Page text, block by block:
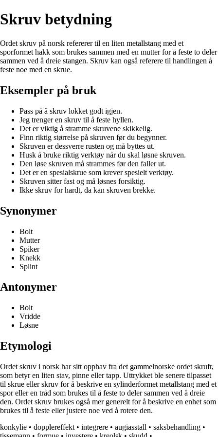
Skruv betydning
Ordet skruv på norsk refererer til en liten metallstang med et
sporformet hakk som brukes sammen med en mutter for å feste to deler
sammen ved å dreie stangen. Skruv kan også referere til handlingen å
feste noe med en skrue.
Eksempler på bruk
Pass på å skruv lokket godt igjen.
Jeg trenger en skruv til å feste hyllen.
Det er viktig å stramme skruvene skikkelig.
Finn riktig størrelse på skruven før du begynner.
Skruven er dessverre rusten og må byttes ut.
Husk å bruke riktig verktøy når du skal løsne skruven.
Den løse skruven må strammes før den faller ut.
Det er en spesialskrue som krever spesielt verktøy.
Skruven sitter fast og må løsnes forsiktig.
Ikke skruv for hardt, da kan skruven brekke.
Synonymer
Bolt
Mutter
Spiker
Knekk
Splint
Antonymer
Bolt
Vridde
Løsne
Etymologi
Ordet skruv i norsk har sitt opphav fra det gammelnorske ordet skrufr,
som betyr en liten stav, pinne eller tapp. Uttrykket ble senere tilpasset
til skrue eller skruv for å beskrive en sylinderformet metallstang med et
spor eller en tråd som brukes til å feste to deler sammen ved å dreie
den. Ordet skruv brukes også mer generelt for å beskrive en enhet som
brukes til å feste eller justere noe ved å rotere den.
konkylie • dopplereffekt • integrere • augiasstall • saksbehandling •